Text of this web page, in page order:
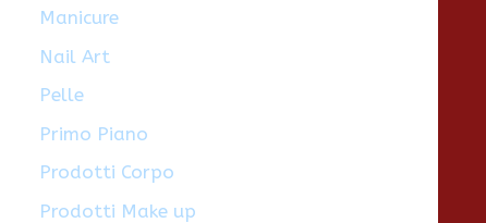
Manicure
Nail Art
Pelle
Primo Piano
Prodotti Corpo
Prodotti Make up